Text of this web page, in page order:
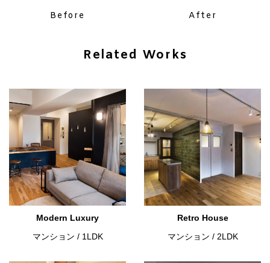
Before After
Related Works
Modern Luxury
マンション / 1LDK
Retro House
マンション / 2LDK